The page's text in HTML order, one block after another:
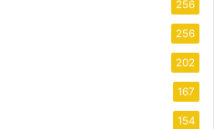
256
256
202
167
154